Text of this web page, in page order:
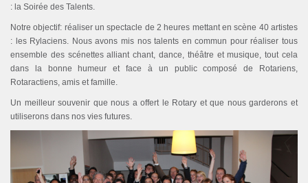
: la Soirée des Talents.
Notre objectif: réaliser un spectacle de 2 heures mettant en scène 40 artistes
: les Rylaciens. Nous avons mis nos talents en commun pour réaliser tous
ensemble des scénettes alliant chant, dance, théâtre et musique, tout cela
dans la bonne humeur et face à un public composé de Rotariens,
Rotaractiens, amis et famille.
Un meilleur souvenir que nous a offert le Rotary et que nous garderons et
utiliserons dans nos vies futures.